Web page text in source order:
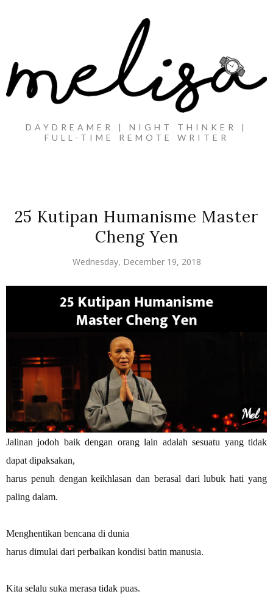
DAYDREAMER | NIGHT THINKER |
FULL-TIME REMOTE WRITER
25 Kutipan Humanisme Master
Cheng Yen
Wednesday, December 19, 2018
Jalinan jodoh baik dengan orang lain adalah sesuatu yang tidak
dapat dipaksakan,
harus penuh dengan keikhlasan dan berasal dari lubuk hati yang
paling dalam.
Menghentikan bencana di dunia
harus dimulai dari perbaikan kondisi batin manusia.
Kita selalu suka merasa tidak puas.